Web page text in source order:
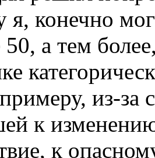
я, конечно
50, а тем
из-
к
к